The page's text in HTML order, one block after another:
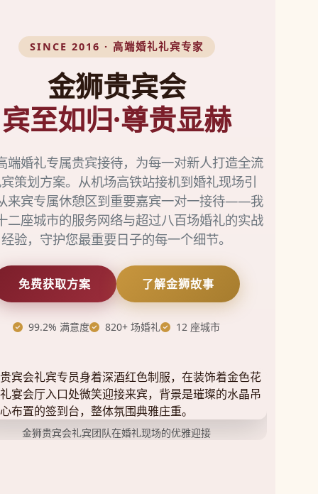
SINCE 2016 · 高端婚礼礼宾专家
金狮贵宾会
宾至如归·尊贵显赫
端婚礼专属贵宾接待，为每一对新人打造全流
策划方案。从机场高铁站接机到婚礼现场引
来宾专属休憩区到重要嘉宾一对一接待——我
二座城市的服务网络与超过八百场婚礼的实战
经验，守护您最重要日子的每一个细节。
免费获取方案 了解金狮故事
99.2% 满意度 820+ 场婚礼 12 座城市
金狮贵宾会礼宾团队在婚礼现场的优雅迎接